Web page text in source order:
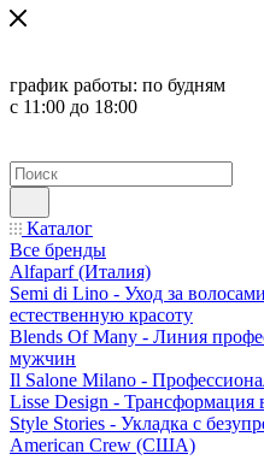
график работы: по будням
с 11:00 до 18:00
Каталог
Все бренды
Alfaparf (Италия)
Semi di Lino - Уход за
естественную красоту
Blends Of Many - Линия
мужчин
Il Salone Milano -
Lisse Design - Трансформация
Style Stories - Укладка с
American Crew (США)